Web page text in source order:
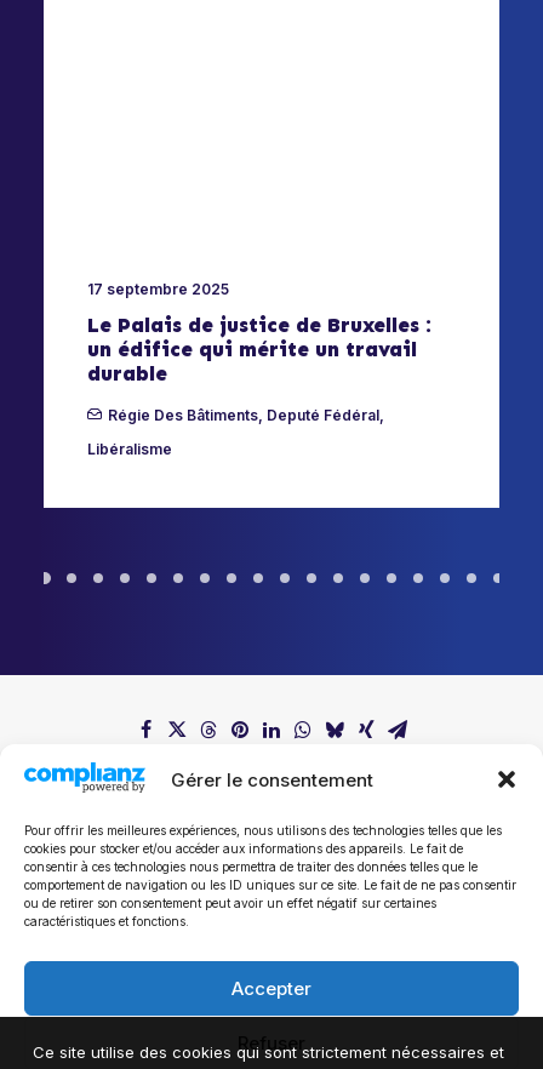
Gérer le consentement
Pour offrir les meilleures expériences, nous utilisons des technologies telles que les
cookies pour stocker et/ou accéder aux informations des appareils. Le fait de
consentir à ces technologies nous permettra de traiter des données telles que le
comportement de navigation ou les ID uniques sur ce site. Le fait de ne pas consentir
ou de retirer son consentement peut avoir un effet négatif sur certaines
caractéristiques et fonctions.
Accepter
Refuser
17 septembre 2025
Le Palais de justice de Bruxelles :
un édifice qui mérite un travail
durable
Régie Des Bâtiments Deputé Fédéral
Libéralisme
Tous les communiqués de presse
Ce site utilise des cookies qui sont strictement nécessaires et